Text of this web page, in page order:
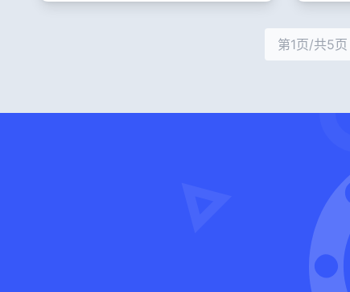
第1页/共5页